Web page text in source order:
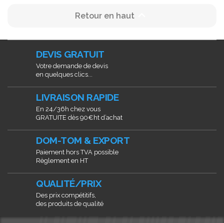
Retour en haut
DEVIS GRATUIT
Votre demande de devis
en quelques clics...
LIVRAISON RAPIDE
En 24/36h chez vous
GRATUITE dès 90€ht d’achat
DOM-TOM & EXPORT
Paiement hors TVA possible
Règlement en HT
QUALITÉ/PRIX
Des prix compétitifs,
des produits de qualité